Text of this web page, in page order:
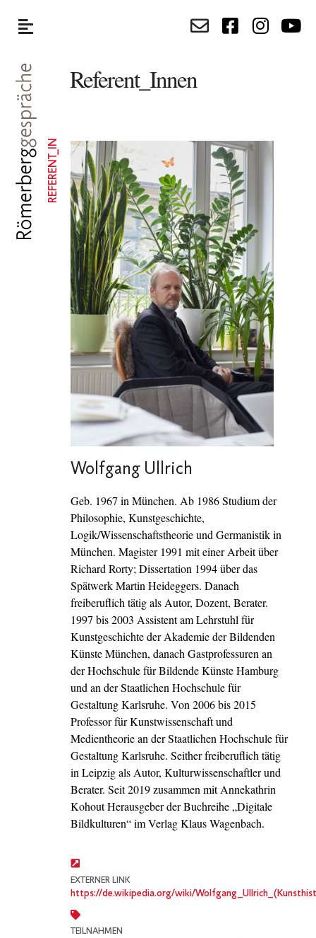
Referent_Innen
REFERENT_IN
Wolfgang Ullrich
Geb. 1967 in München. Ab 1986 Studium der
Philosophie, Kunstgeschichte,
Logik/Wissenschaftstheorie und Germanistik in
München. Magister 1991 mit einer Arbeit über
Richard Rorty; Dissertation 1994 über das
Spätwerk Martin Heideggers. Danach
freiberuflich tätig als Autor, Dozent, Berater.
1997 bis 2003 Assistent am Lehrstuhl für
Kunstgeschichte der Akademie der Bildenden
Künste München, danach Gastprofessuren an
der Hochschule für Bildende Künste Hamburg
und an der Staatlichen Hochschule für
Gestaltung Karlsruhe. Von 2006 bis 2015
Professor für Kunstwissenschaft und
Medientheorie an der Staatlichen Hochschule für
Gestaltung Karlsruhe. Seither freiberuflich tätig
in Leipzig als Autor, Kulturwissenschaftler und
Berater. Seit 2019 zusammen mit Annekathrin
Kohout Herausgeber der Buchreihe „Digitale
Bildkulturen“ im Verlag Klaus Wagenbach.
EXTERNER LINK
https://de.wikipedia.org/wiki/
TEILNAHMEN